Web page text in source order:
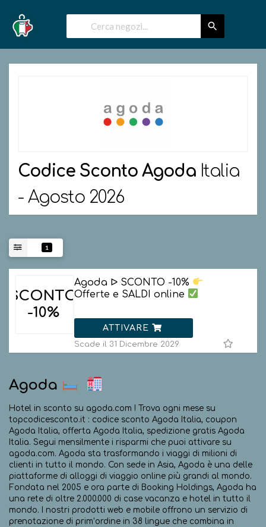
Codice Sconto Agoda Italia
- Agosto 2026
1
SCONTO
-10%
Agoda ᐅ SCONTO -10%
Offerte e SALDI online
ATTIVARE
Scade il 31 Dicembre 2029
Agoda
Hotel in sconto su agoda.com ! Trova ogni mese su
topcodicesconto.it : codice sconto Agoda Italia, coupon
Agoda Italia, offerta Agoda Italia, spedizione gratis Agoda
Italia. Segui mensilmente i risparmi che puoi attivare su
agoda.com. Agoda sta trasformando i viaggi di milioni di
clienti in tutto il mondo. Con sede in Asia, Agoda è una delle
piattaforme di alloggi di viaggio online più grandi al mondo.
Fondata nel 2005 e ora parte di Booking Holdings, Agoda ha
una rete di oltre 2.000.000 di case vacanza e hotel in tutto il
mondo. I nostri prodotti web e mobile offrono un servizio di
prenotazione di prim’ordine in 38 lingue che combina in